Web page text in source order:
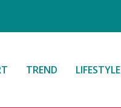
TREND LIFESTYLE